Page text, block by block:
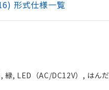
形式仕様一覧
, LED（AC/DC12V）, はん